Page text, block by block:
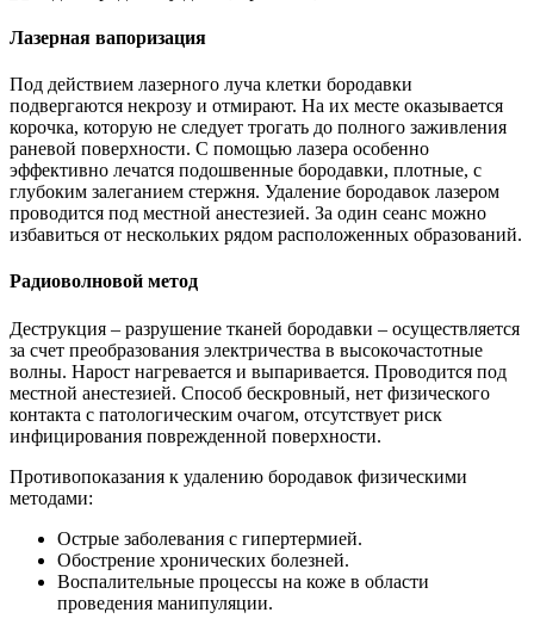
Лазерная вапоризация
Под действием лазерного луча клетки бородавки
подвергаются некрозу и отмирают. На их месте оказывается
корочка, которую не следует трогать до полного заживления
раневой поверхности. С помощью лазера особенно
эффективно лечатся подошвенные бородавки, плотные, с
глубоким залеганием стержня. Удаление бородавок лазером
проводится под местной анестезией. За один сеанс можно
избавиться от нескольких рядом расположенных образований.
Радиоволновой метод
Деструкция – разрушение тканей бородавки – осуществляется
за счет преобразования электричества в высокочастотные
волны. Нарост нагревается и выпаривается. Проводится под
местной анестезией. Способ бескровный, нет физического
контакта с патологическим очагом, отсутствует риск
инфицирования поврежденной поверхности.
Противопоказания к удалению бородавок физическими
методами:
Острые заболевания с гипертермией.
Обострение хронических болезней.
Воспалительные процессы на коже в области
проведения манипуляции.